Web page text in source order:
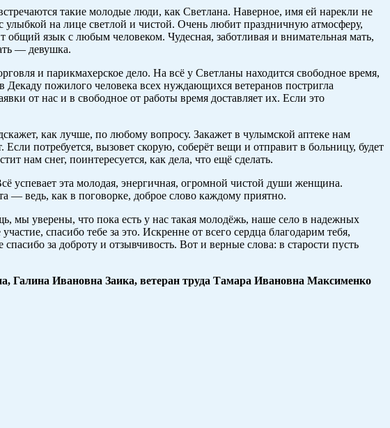
такие молодые люди, как Светлана. Наверное, имя ей нарекли не
улыбкой на лице светлой и чистой. Очень любит праздничную атмосферу,
общий язык с любым человеком. Чудесная, заботливая и внимательная мать,
— девушка.
и парикмахерское дело. На всё у Светланы находится свободное время,
пожилого человека всех нуждающихся ветеранов постригла
от нас и в свободное от работы время доставляет их. Если это
как лучше, по любому вопросу. Закажет в чулымской аптеке нам
Если потребуется, вызовет скорую, соберёт вещи и отправит в больницу, будет
нам снег, поинтересуется, как дела, что ещё сделать.
успевает эта молодая, энергичная, огромной чистой души женщина.
— ведь, как в поговорке, доброе слово каждому приятно.
мы уверены, что пока есть у нас такая молодёжь, наше село в надежных
спасибо тебе за это. Искренне от всего сердца благодарим тебя,
за доброту и отзывчивость. Вот и верные слова: в старости пусть
Галина Ивановна Заика, ветеран труда Тамара Ивановна Максименко